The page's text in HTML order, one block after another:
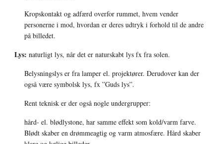
Kropskontakt og adfærd overfor rummet, hvem vender
personerne i mod, hvordan er deres udtryk i forhold til de andre
på billedet.
Lys: naturligt lys, når det er naturskabt lys fx fra solen.
Belysningslys er fra lamper el. projektører. Derudover kan der
også være symbolsk lys, fx ”Guds lys”.
Rent teknisk er der også nogle undergrupper:
hård- el. blødlystone, har samme effekt som kold/varm farve.
Blødt skaber en drømmeagtig og varm atmosfære. Hård skaber